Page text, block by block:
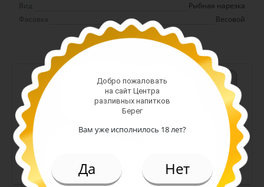
Вид
Рыбная нарезка
Фасовка
Весовой
Арт. 13380
588.00 руб.
(шт)
Камбала стружка вес
Добро пожаловать
на сайт Центра
разливных напитков
Берег
Вам уже исполнилось 18 лет?
Да Нет